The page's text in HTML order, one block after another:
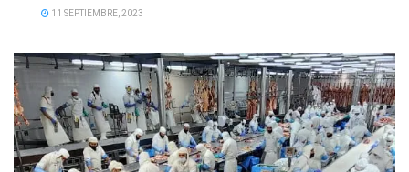
11 SEPTIEMBRE, 2023